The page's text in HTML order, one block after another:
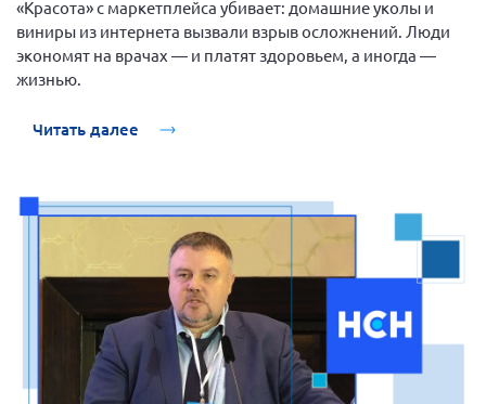
Новгородская область
Новосибирская область
Омская область
Республика Бурятия
Республика Карелия
Республика Калмыкия
Республика Хакасия
Ростовская область
г. Санкт-Петербург
«Красота» с маркетплейса убивает: домашние уколы и
виниры из интернета вызвали взрыв осложнений. Люди
экономят на врачах — и платят здоровьем, а иногда —
жизнью.
Читать далее